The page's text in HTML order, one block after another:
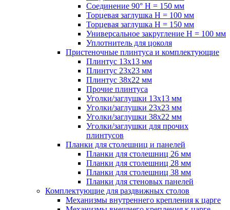
Соединение 90° H = 150 мм
Торцевая заглушка H = 100 мм
Торцевая заглушка H = 150 мм
Универсальное закругление H = 100 мм
Уплотнитель для цоколя
Пристеночные плинтуса и комплектующие
Плинтус 13х13 мм
Плинтус 23х23 мм
Плинтус 38х22 мм
Прочие плинтуса
Уголки/заглушки 13х13 мм
Уголки/заглушки 23х23 мм
Уголки/заглушки 38х22 мм
Уголки/заглушки для прочих
плинтусов
Планки для столешниц и панелей
Планки для столешниц 26 мм
Планки для столешниц 28 мм
Планки для столешниц 38 мм
Планки для стеновых панелей
Комплектующие для раздвижных столов
Механизмы внутреннего крепления к царге